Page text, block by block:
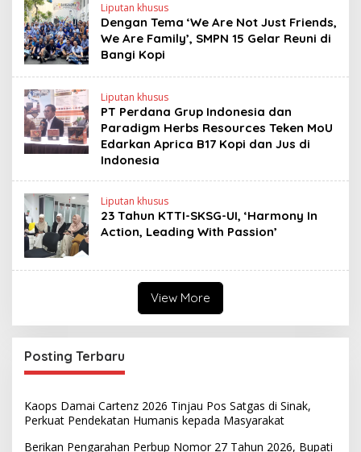
Liputan khusus
Dengan Tema ‘We Are Not Just Friends,
We Are Family’, SMPN 15 Gelar Reuni di
Bangi Kopi
Liputan khusus
PT Perdana Grup Indonesia dan
Paradigm Herbs Resources Teken MoU
Edarkan Aprica B17 Kopi dan Jus di
Indonesia
Liputan khusus
23 Tahun KTTI-SKSG-UI, ‘Harmony In
Action, Leading With Passion’
View More
Posting Terbaru
Kaops Damai Cartenz 2026 Tinjau Pos Satgas di Sinak,
Perkuat Pendekatan Humanis kepada Masyarakat
Berikan Pengarahan Perbup Nomor 27 Tahun 2026, Bupati